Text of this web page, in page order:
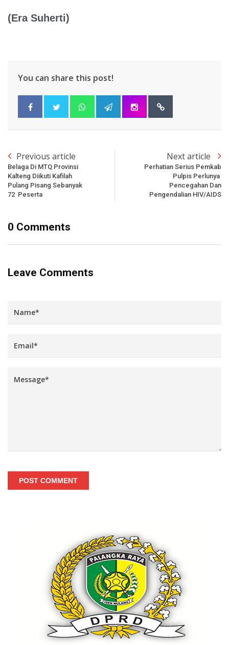
(Era Suherti)
You can share this post!
Previous article
Belaga Di MTQ Provinsi
Kalteng Diikuti Kafilah
Pulang Pisang Sebanyak
72 Peserta
Next article
Perhatian Serius Pemkab
Pulpis Perlunya
Pencegahan Dan
Pengendalian HIV/AIDS
0 Comments
Leave Comments
POST COMMENT